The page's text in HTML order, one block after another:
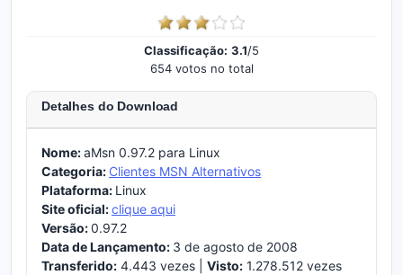
Classificação: 3.1/5
654 votos no total
Detalhes do Download
Nome:aMsn 0.97.2 para Linux
Categoria: Clientes MSN Alternativos
Plataforma: Linux
Site oficial:clique aqui
Versão:0.97.2
Data de Lançamento: 3 de agosto de 2008
Transferido: 4.443 vezes | Visto: 1.278.512 vezes